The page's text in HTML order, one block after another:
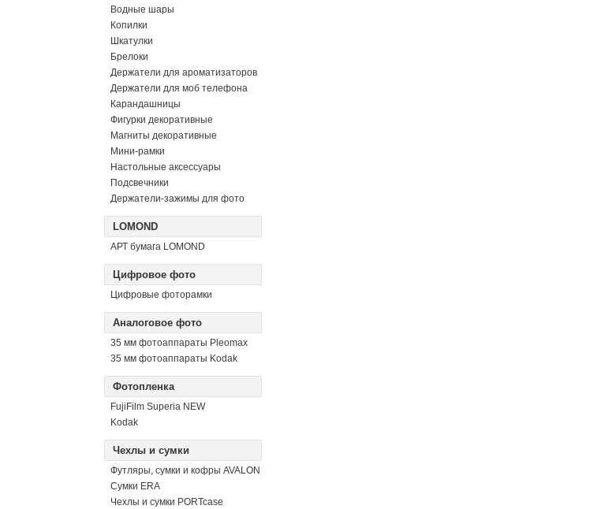
Водные шары
Копилки
Шкатулки
Брелоки
Держатели для ароматизаторов
Держатели для моб телефона
Карандашницы
Фигурки декоративные
Магниты декоративные
Мини-рамки
Настольные аксессуары
Подсвечники
Держатели-зажимы для фото
LOMOND
АРТ бумага LOMOND
Цифровое фото
Цифровые фоторамки
Аналоговое фото
35 мм фотоаппараты Pleomax
35 мм фотоаппараты Kodak
Фотопленка
FujiFilm Superia NEW
Kodak
Чехлы и сумки
Футляры, сумки и кофры AVALON
Сумки ERA
Чехлы и сумки PORTcase